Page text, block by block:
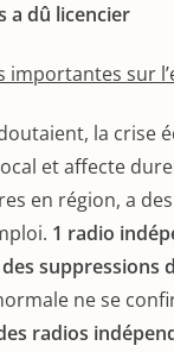
a dû licencier
importantes sur
la crise
et affecte
en région, a
1 radio
suppressions
ne se
radios